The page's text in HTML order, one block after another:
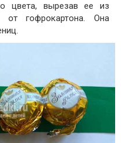
цвета, вырезав ее из
от гофрокартона. Она